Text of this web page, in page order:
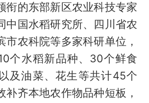
衔的东部新区农业科技专家
中国水稻研究所、四川省农
市农科院等多家科研单位，
个水稻新品种、30个鲜食
及油菜、花生等共计45个
补齐本地农作物品种短板，